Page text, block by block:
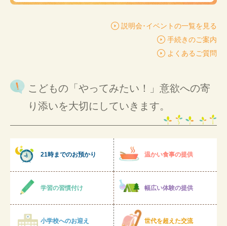
説明会･イベントの一覧を見る
手続きのご案内
よくあるご質問
こどもの「やってみたい！」意欲への寄
り添いを大切にしていきます。
21時までのお預かり 温かい食事の提供
学習の習慣付け 幅広い体験の提供
小学校へのお迎え 世代を超えた交流